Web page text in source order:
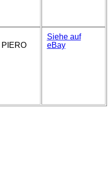
PIERO
Siehe auf
eBay